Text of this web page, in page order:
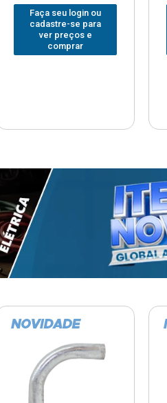
Faça seu login ou
cadastre-se para
ver preços e
comprar